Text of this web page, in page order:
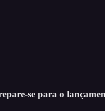
se para o